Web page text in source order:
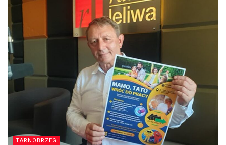
TARNOBRZEG